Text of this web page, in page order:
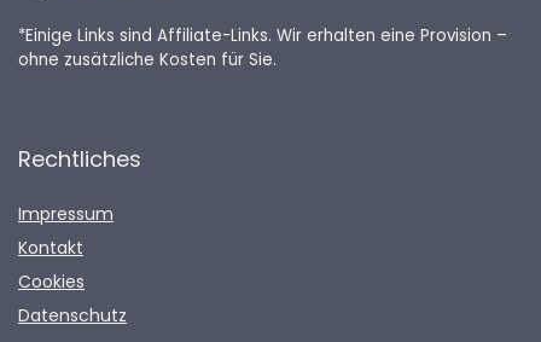
*Einige Links sind Affiliate-Links. Wir erhalten eine Provision –
ohne zusätzliche Kosten für Sie.
Rechtliches
Impressum
Kontakt
Cookies
Datenschutz